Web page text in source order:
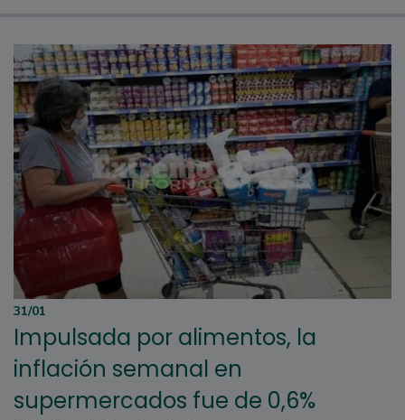
31/01
Impulsada por alimentos, la
inflación semanal en
supermercados fue de 0,6%